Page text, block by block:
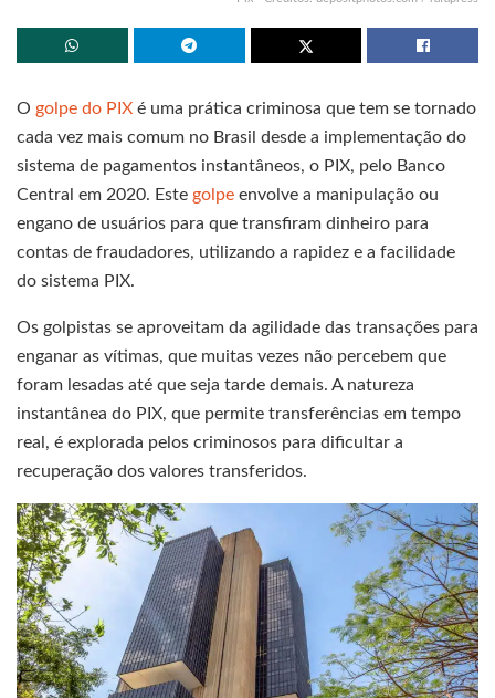
O golpe do PIX é uma prática criminosa que tem se tornado
cada vez mais comum no Brasil desde a implementação do
sistema de pagamentos instantâneos, o PIX, pelo Banco
Central em 2020. Este golpe envolve a manipulação ou
engano de usuários para que transfiram dinheiro para
contas de fraudadores, utilizando a rapidez e a facilidade
do sistema PIX.
Os golpistas se aproveitam da agilidade das transações para
enganar as vítimas, que muitas vezes não percebem que
foram lesadas até que seja tarde demais. A natureza
instantânea do PIX, que permite transferências em tempo
real, é explorada pelos criminosos para dificultar a
recuperação dos valores transferidos.